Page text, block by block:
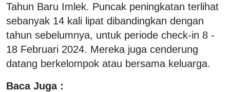
Tahun Baru Imlek. Puncak peningkatan terlihat
sebanyak 14 kali lipat dibandingkan dengan
tahun sebelumnya, untuk periode check-in 8 -
18 Februari 2024. Mereka juga cenderung
datang berkelompok atau bersama keluarga.
Baca Juga :